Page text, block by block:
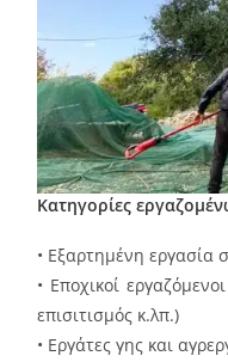
Κατηγορίες
• Εξαρτημένη εργασία
• Εποχικοί
επισιτισμός κ.λπ.)
• Εργάτες γης και